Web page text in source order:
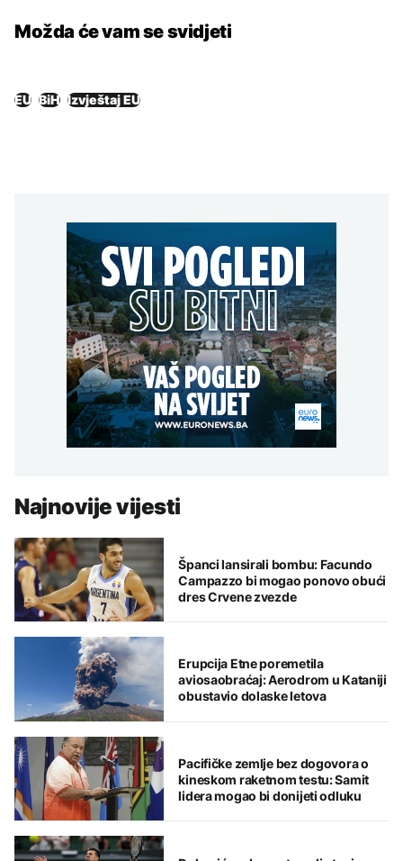
Možda će vam se svidjeti
EU BiH Izvještaj EU
Najnovije vijesti
Španci lansirali bombu: Facundo
Campazzo bi mogao ponovo obući
dres Crvene zvezde
Erupcija Etne poremetila
aviosaobraćaj: Aerodrom u Kataniji
obustavio dolaske letova
Pacifičke zemlje bez dogovora o
kineskom raketnom testu: Samit
lidera mogao bi donijeti odluku